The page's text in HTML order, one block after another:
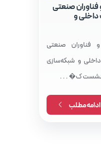
فناوران صنعتی
داخلی و
و فناوران صنعتی
و شبکه‌سازی
نشست ک� . . .
ادامه مطلب